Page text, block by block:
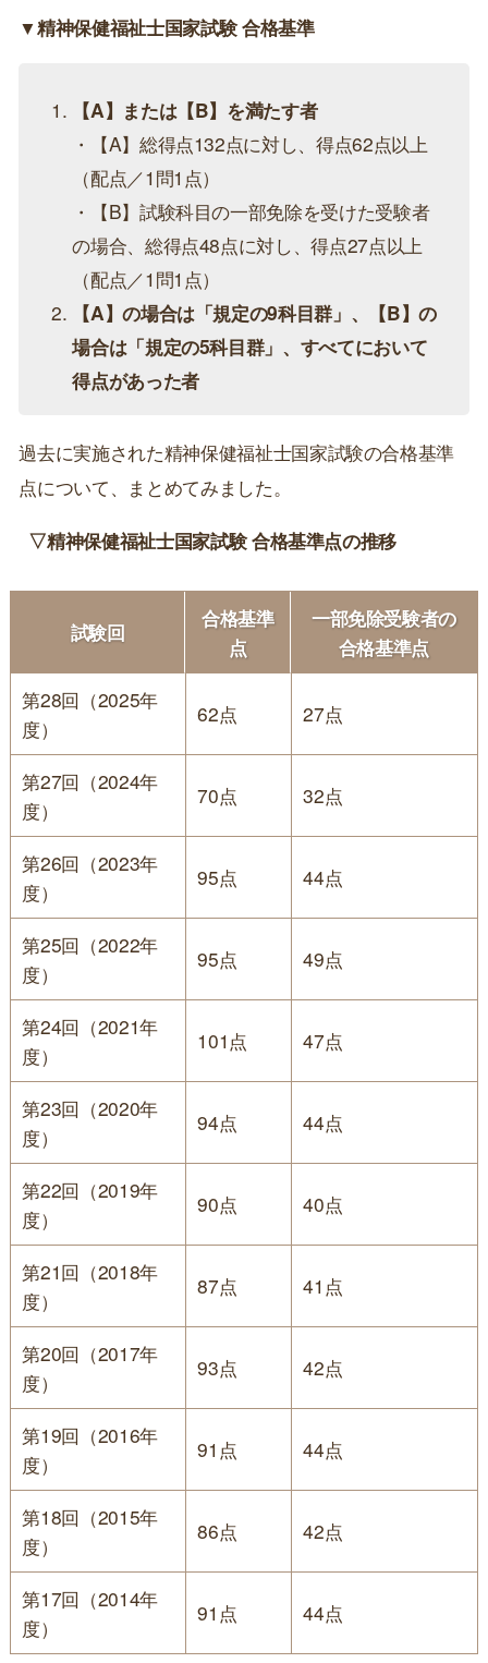
▼精神保健福祉士国家試験 合格基準
【A】または【B】を満たす者
・【A】総得点132点に対し、得点62点以上
（配点／1問1点）
・【B】試験科目の一部免除を受けた受験者
の場合、総得点48点に対し、得点27点以上
（配点／1問1点）
【A】の場合は「規定の9科目群」、【B】の
場合は「規定の5科目群」、すべてにおいて
得点があった者
過去に実施された精神保健福祉士国家試験の合格基準
点について、まとめてみました。
▽精神保健福祉士国家試験 合格基準点の推移
試験回
合格基準
点
一部免除受験者の
合格基準点
第28回（2025年
度）
62点 27点
第27回（2024年
度）
70点 32点
第26回（2023年
度）
95点 44点
第25回（2022年
度）
95点 49点
第24回（2021年
度）
101点 47点
第23回（2020年
度）
94点 44点
第22回（2019年
度）
90点 40点
第21回（2018年
度）
87点 41点
第20回（2017年
度）
93点 42点
第19回（2016年
度）
91点 44点
第18回（2015年
度）
86点 42点
第17回（2014年
度）
91点 44点